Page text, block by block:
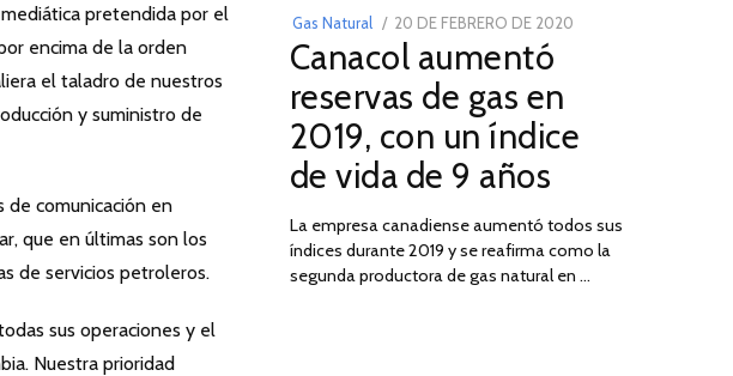
pretendida por el
encima de la orden
el taladro de nuestros
y suministro de
de comunicación en
que en últimas son los
de servicios petroleros.
sus operaciones y el
Nuestra prioridad
Gas Natural
POSTED
ON
20 DE FEBRERO DE 2020
2025
Canacol aumentó
reservas de gas en
2019, con un índice
de vida de 9 años
La empresa canadiense aumentó todos sus
índices durante 2019 y se reafirma como la
segunda productora de gas natural en …